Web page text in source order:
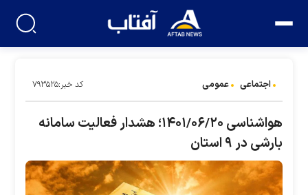
اجتماعی عمومی کد خبر:۷۹۳۵۲۵
هواشناسی ۱۴۰۱/۰۶/۲۰؛ هشدار فعالیت سامانه
بارشی در ۹ استان